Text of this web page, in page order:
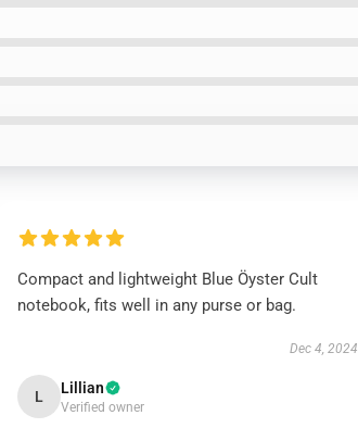
Compact and lightweight Blue Öyster Cult
notebook, fits well in any purse or bag.
Dec 4, 2024
L Lillian
Verified owner